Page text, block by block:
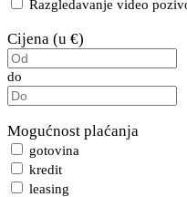
Razgledavanje video
Cijena (u €)
do
Mogućnost plaćanja
gotovina
kredit
leasing